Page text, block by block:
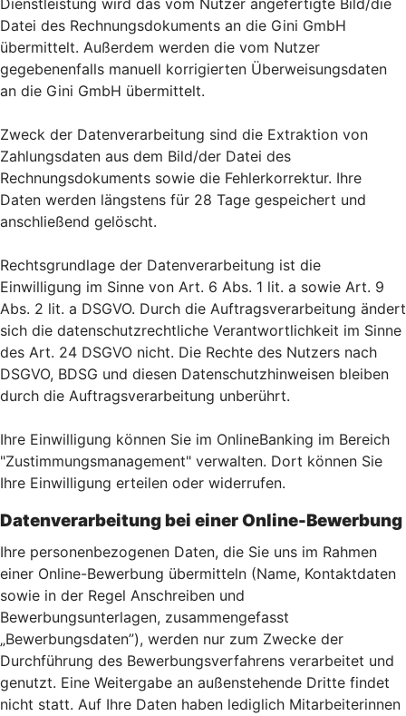
Dienstleistung wird das vom Nutzer angefertigte Bild/die
Datei des Rechnungsdokuments an die Gini GmbH
übermittelt. Außerdem werden die vom Nutzer
gegebenenfalls manuell korrigierten Überweisungsdaten
an die Gini GmbH übermittelt.
Zweck der Datenverarbeitung sind die Extraktion von
Zahlungsdaten aus dem Bild/der Datei des
Rechnungsdokuments sowie die Fehlerkorrektur. Ihre
Daten werden längstens für 28 Tage gespeichert und
anschließend gelöscht.
Rechtsgrundlage der Datenverarbeitung ist die
Einwilligung im Sinne von Art. 6 Abs. 1 lit. a sowie Art. 9
Abs. 2 lit. a DSGVO. Durch die Auftragsverarbeitung ändert
sich die datenschutzrechtliche Verantwortlichkeit im Sinne
des Art. 24 DSGVO nicht. Die Rechte des Nutzers nach
DSGVO, BDSG und diesen Datenschutzhinweisen bleiben
durch die Auftragsverarbeitung unberührt.
Ihre Einwilligung können Sie im OnlineBanking im Bereich
"Zustimmungsmanagement" verwalten. Dort können Sie
Ihre Einwilligung erteilen oder widerrufen.
Datenverarbeitung bei einer Online-Bewerbung
Ihre personenbezogenen Daten, die Sie uns im Rahmen
einer Online-Bewerbung übermitteln (Name, Kontaktdaten
sowie in der Regel Anschreiben und
Bewerbungsunterlagen, zusammengefasst
„Bewerbungsdaten”), werden nur zum Zwecke der
Durchführung des Bewerbungsverfahrens verarbeitet und
genutzt. Eine Weitergabe an außenstehende Dritte findet
nicht statt. Auf Ihre Daten haben lediglich Mitarbeiterinnen